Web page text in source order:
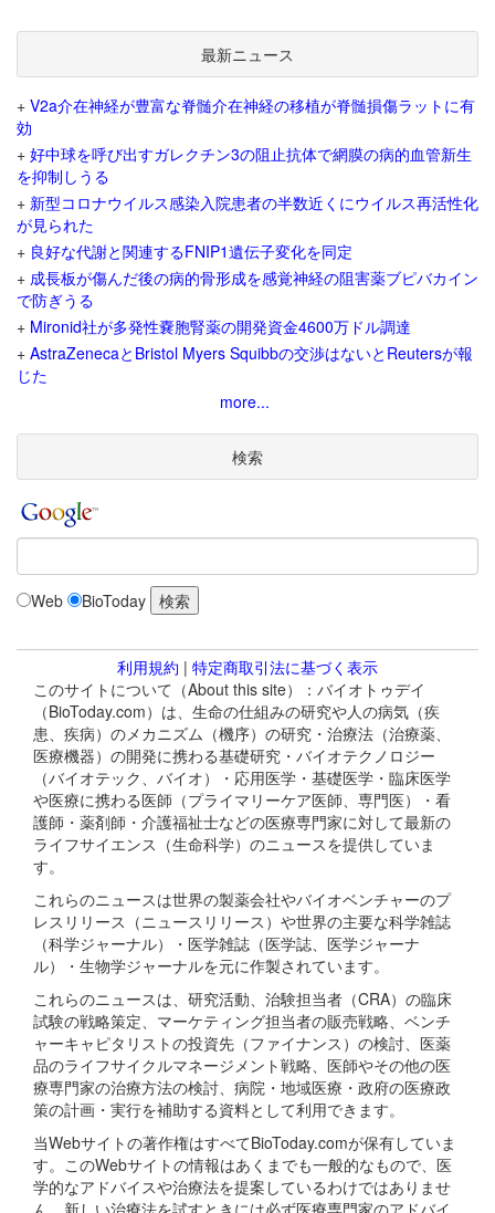
最新ニュース
+ V2a介在神経が豊富な脊髄介在神経の移植が脊髄損傷ラットに有
効
+ 好中球を呼び出すガレクチン3の阻止抗体で網膜の病的血管新生
を抑制しうる
+ 新型コロナウイルス感染入院患者の半数近くにウイルス再活性化
が見られた
+ 良好な代謝と関連するFNIP1遺伝子変化を同定
+ 成長板が傷んだ後の病的骨形成を感覚神経の阻害薬ブピバカイン
で防ぎうる
+ Mironid社が多発性嚢胞腎薬の開発資金4600万ドル調達
+ AstraZenecaとBristol Myers Squibbの交渉はないとReutersが報
じた
more...
検索
Web BioToday
利用規約 | 特定商取引法に基づく表示
このサイトについて（About this site）：バイオトゥデイ
（BioToday.com）は、生命の仕組みの研究や人の病気（疾
患、疾病）のメカニズム（機序）の研究・治療法（治療薬、
医療機器）の開発に携わる基礎研究・バイオテクノロジー
（バイオテック、バイオ）・応用医学・基礎医学・臨床医学
や医療に携わる医師（プライマリーケア医師、専門医）・看
護師・薬剤師・介護福祉士などの医療専門家に対して最新の
ライフサイエンス（生命科学）のニュースを提供していま
す。
これらのニュースは世界の製薬会社やバイオベンチャーのプ
レスリリース（ニュースリリース）や世界の主要な科学雑誌
（科学ジャーナル）・医学雑誌（医学誌、医学ジャーナ
ル）・生物学ジャーナルを元に作製されています。
これらのニュースは、研究活動、治験担当者（CRA）の臨床
試験の戦略策定、マーケティング担当者の販売戦略、ベンチ
ャーキャピタリストの投資先（ファイナンス）の検討、医薬
品のライフサイクルマネージメント戦略、医師やその他の医
療専門家の治療方法の検討、病院・地域医療・政府の医療政
策の計画・実行を補助する資料として利用できます。
当Webサイトの著作権はすべてBioToday.comが保有していま
す。このWebサイトの情報はあくまでも一般的なもので、医
学的なアドバイスや治療法を提案しているわけではありませ